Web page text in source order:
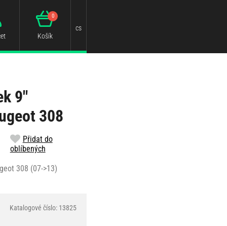
Košík
0
cs
9"
308
Přidat do
oblíbených
308 (07->13)
Katalogové číslo: 13825